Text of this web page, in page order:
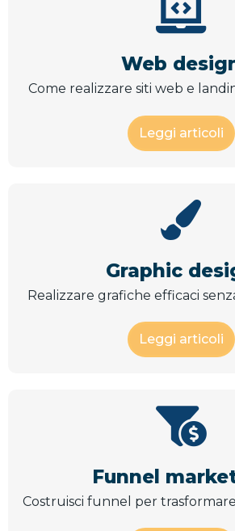
Web
Come realizzare siti web e
Leggi articoli
Graphic
Realizzare grafiche efficaci
Leggi articoli
Funnel
Costruisci funnel per